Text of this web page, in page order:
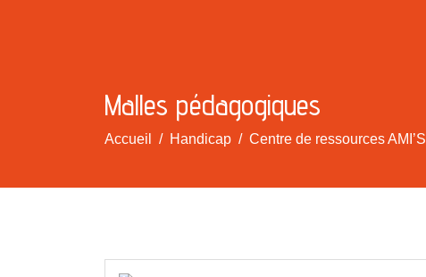
Malles pédagogiques
Accueil Handicap Centre de ressources AMI’S